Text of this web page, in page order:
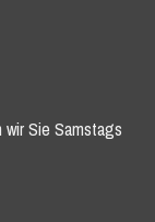
Sie Samstags